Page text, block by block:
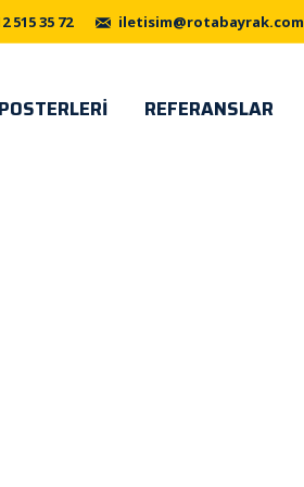
515 35 72 iletisim@rotabayrak.com
REFERANSLAR